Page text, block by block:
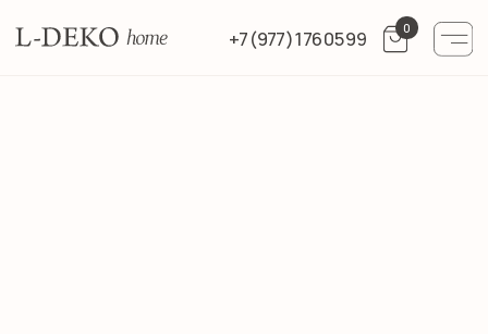
+7 (977) 176 05 99